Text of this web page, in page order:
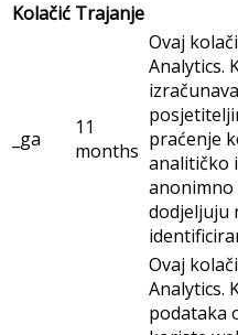
Kolačić Trajanje
_ga
11
months
Ovaj
Analytics.
praćenje
analitičko
dodjeljuju
Ovaj
Analytics.
podataka